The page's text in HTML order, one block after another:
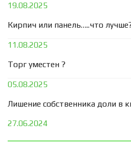
19.08.2025
Кирпич или панель…..что
11.08.2025
Торг уместен ?
05.08.2025
Лишение собственника доли в
27.06.2024